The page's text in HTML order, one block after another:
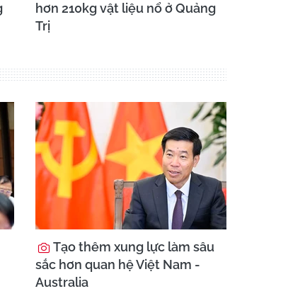
hơn 210kg vật liệu nổ ở Quảng
Trị
Tạo thêm xung lực làm sâu
sắc hơn quan hệ Việt Nam -
Australia